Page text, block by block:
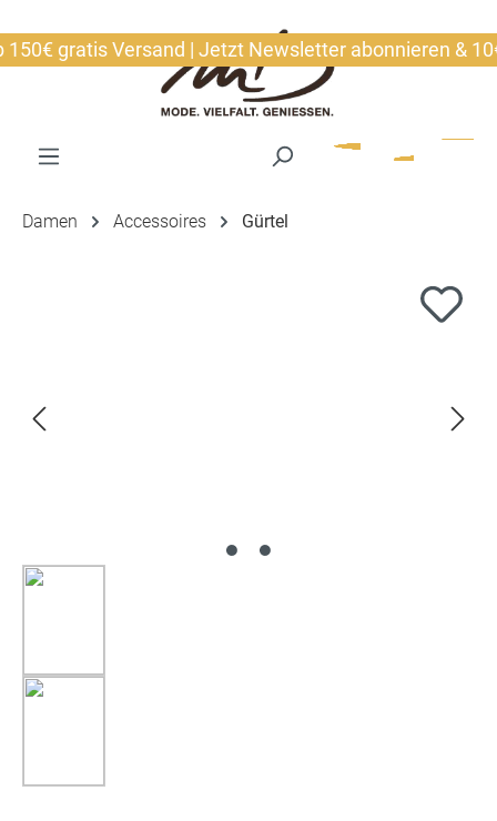
gratis Versand | Jetzt Newsletter abonnieren & 10€
Damen Accessoires Gürtel